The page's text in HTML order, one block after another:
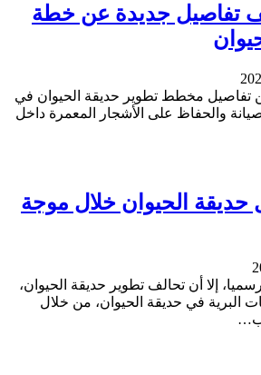
تفاصيل جديدة عن خطة
تفاصيل مخطط تطوير حديقة الحيوان في
والحفاظ على الأشجار المعمرة داخل
حديقة الحيوان خلال موجة
إلا أن تحالف تطوير حديقة الحيوان،
البرية في حديقة الحيوان، من خلال